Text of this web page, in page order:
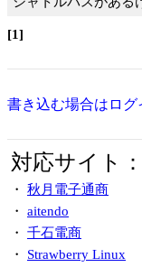
[1]
書き込む場合はロ
対応サイト：
・ 秋月電子通商
・ aitendo
・ 千石電商
・ Strawberry Linux